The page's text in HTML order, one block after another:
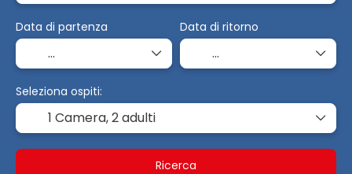
Data di partenza Data di ritorno
Seleziona ospiti:
1 Camera,2 adulti
Ricerca